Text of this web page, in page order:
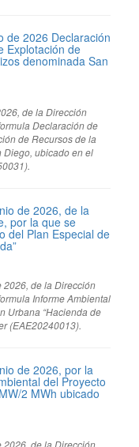
de 2026 Declaración
Explotación de
denominada San
de la Dirección
Declaración de
de Recursos de la
Diego, ubicado en el
de 2026, de la
por la que se
del Plan Especial de
de la Dirección
Informe Ambiental
Urbana “Hacienda de
(EAE20240013).
de 2026, por la
del Proyecto
2 MWh ubicado
de la Dirección